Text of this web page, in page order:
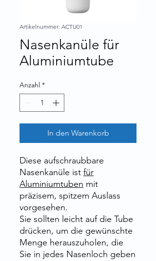
Artikelnummer: ACTU01
Nasenkanüle für
Aluminiumtube
Anzahl *
In den Warenkorb
Diese aufschraubbare
Nasenkanüle ist für
Aluminiumtuben mit
präzisem, spitzem Auslass
vorgesehen.
Sie sollten leicht auf die Tube
drücken, um die gewünschte
Menge herauszuholen, die
Sie in jedes Nasenloch geben